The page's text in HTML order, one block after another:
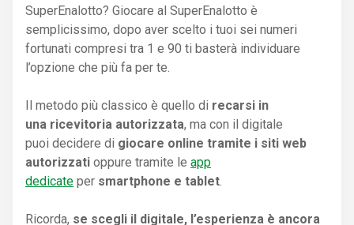
SuperEnalotto? Giocare al SuperEnalotto è
semplicissimo, dopo aver scelto i tuoi sei numeri
fortunati compresi tra 1 e 90 ti basterà individuare
l’opzione che più fa per te.
Il metodo più classico è quello di recarsi in
una ricevitoria autorizzata, ma con il digitale
puoi decidere di giocare online tramite i siti web
autorizzati oppure tramite le app
dedicate per smartphone e tablet
Ricorda, se scegli il digitale, l’esperienza è ancora